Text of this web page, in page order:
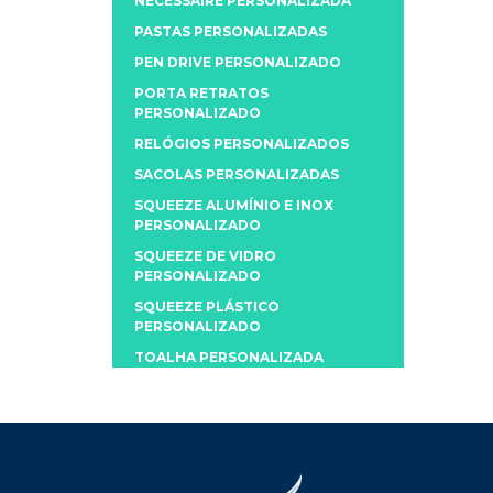
PASTAS PERSONALIZADAS
PEN DRIVE PERSONALIZADO
PORTA RETRATOS
PERSONALIZADO
RELÓGIOS PERSONALIZADOS
SACOLAS PERSONALIZADAS
SQUEEZE ALUMÍNIO E INOX
PERSONALIZADO
SQUEEZE DE VIDRO
PERSONALIZADO
SQUEEZE PLÁSTICO
PERSONALIZADO
TOALHA PERSONALIZADA